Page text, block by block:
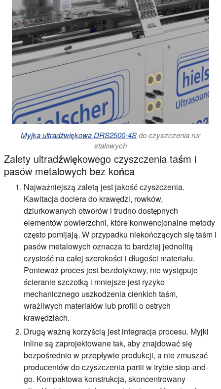
Myjka ultradźwiękowa DRS2500-4Sdo czyszczenia rur
stalowych
Zalety ultradźwiękowego czyszczenia taśm i
pasów metalowych bez końca
Najważniejszą zaletą jest jakość czyszczenia.
Kawitacja dociera do krawędzi, rowków,
dziurkowanych otworów i trudno dostępnych
elementów powierzchni, które konwencjonalne metody
często pomijają. W przypadku niekończących się taśm i
pasów metalowych oznacza to bardziej jednolitą
czystość na całej szerokości i długości materiału.
Ponieważ proces jest bezdotykowy, nie występuje
ścieranie szczotką i mniejsze jest ryzyko
mechanicznego uszkodzenia cienkich taśm,
wrażliwych materiałów lub profili o ostrych
krawędziach.
Drugą ważną korzyścią jest integracja procesu. Myjki
inline są zaprojektowane tak, aby znajdować się
bezpośrednio w przepływie produkcji, a nie zmuszać
producentów do czyszczenia partii w trybie stop-and-
go. Kompaktowa konstrukcja, skoncentrowany